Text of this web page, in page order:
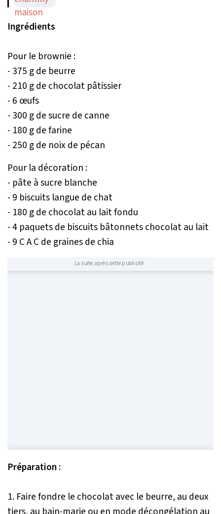
Ingrédients
Pour le brownie :
- 375 g de beurre
- 210 g de chocolat pâtissier
- 6 œufs
- 300 g de sucre de canne
- 180 g de farine
- 250 g de noix de pécan
Pour la décoration :
- pâte à sucre blanche
- 9 biscuits langue de chat
- 180 g de chocolat au lait fondu
- 4 paquets de biscuits bâtonnets chocolat au lait
- 9 C A C de graines de chia
La suite après cette publicité
Préparation :
1. Faire fondre le chocolat avec le beurre, au deux